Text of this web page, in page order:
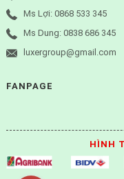
Ms Lợi: 0868 533 345
Ms Dung: 0838 686 345
luxergroup@gmail.com
FANPAGE
HÌNH